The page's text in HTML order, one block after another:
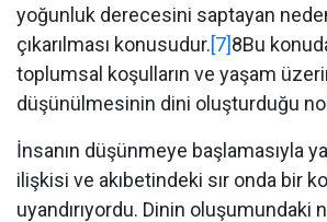
yoğunluk derecesini saptayan
çıkarılması konusudur.[7]8Bu
toplumsal koşulların ve yaşam
düşünülmesinin dini oluşturduğu
İnsanın düşünmeye başlamasıyla
ilişkisi ve akıbetindeki sır onda bir
uyandırıyordu. Dinin oluşumundaki